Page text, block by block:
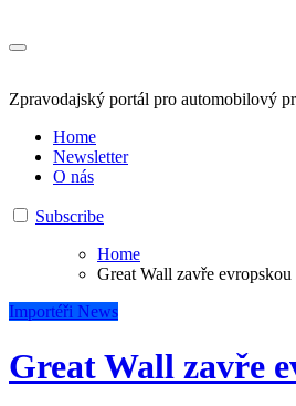
Zpravodajský portál pro automobilový
Home
Newsletter
O nás
Subscribe
Home
Great Wall zavře evropskou
Importéři News
Great Wall zavře